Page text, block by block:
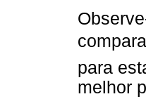
para
melhor